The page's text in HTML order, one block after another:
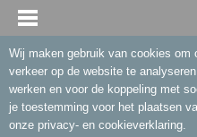
Wij maken gebruik van cookies om
verkeer op de website te
werken en voor de koppeling met
je toestemming voor het plaatsen
onze privacy- en cookieverklaring.